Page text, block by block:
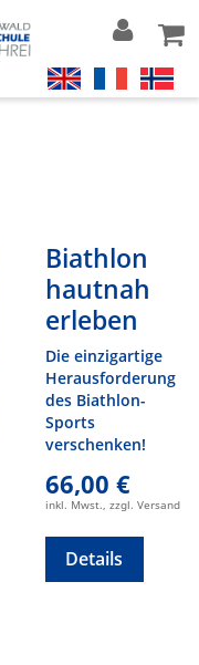
Biathlon
hautnah
erleben
Die einzigartige
Herausforderung
des Biathlon-
Sports
verschenken!
66,00 €
inkl. Mwst., zzgl. Versand
Details